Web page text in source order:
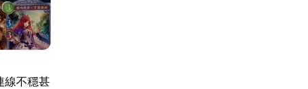
線不穩甚